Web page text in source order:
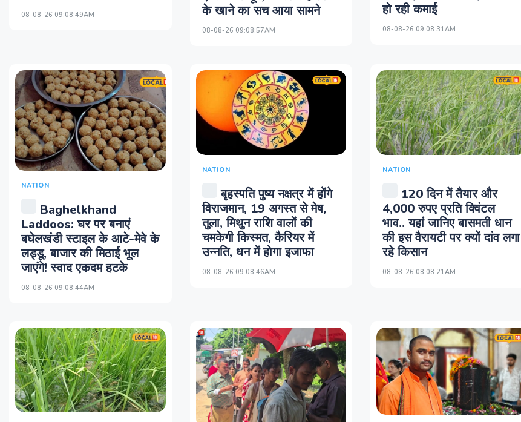
08-08-26 09:08:49AM
के खाने का सच आया सामने
08-08-26 09:08:57AM
हो रही कमाई
08-08-26 09:08:31AM
NATION
Baghelkhand
Laddoos: घर पर बनाएं
बघेलखंडी स्टाइल के आटे-मेवे के
लड्डू, बाजार की मिठाई भूल
जाएंगे! स्वाद एकदम हटके
08-08-26 09:08:44AM
NATION
बृहस्पति पुष्य नक्षत्र में होंगे
विराजमान, 19 अगस्त से मेष,
तुला, मिथुन राशि वालों की
चमकेगी किस्मत, कैरियर में
उन्नति, धन में होगा इजाफा
08-08-26 09:08:46AM
NATION
120 दिन में तैयार और
4,000 रुपए प्रति क्विंटल
भाव.. यहां जानिए बासमती धान
की इस वैरायटी पर क्यों दांव लगा
रहे किसान
08-08-26 08:08:21AM